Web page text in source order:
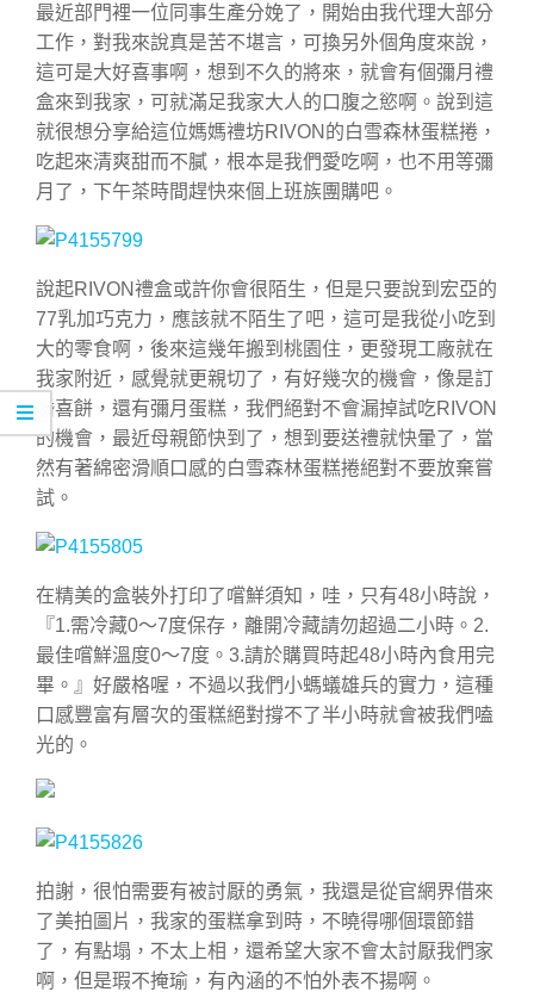
最近部門裡一位同事生產分娩了，開始由我代理大部分
工作，對我來說真是苦不堪言，可換另外個角度來說，
這可是大好喜事啊，想到不久的將來，就會有個彌月禮
盒來到我家，可就滿足我家大人的口腹之慾啊。說到這
就很想分享給這位媽媽禮坊RIVON的白雪森林蛋糕捲，
吃起來清爽甜而不膩，根本是我們愛吃啊，也不用等彌
月了，下午茶時間趕快來個上班族團購吧。
說起RIVON禮盒或許你會很陌生，但是只要說到宏亞的
77乳加巧克力，應該就不陌生了吧，這可是我從小吃到
大的零食啊，後來這幾年搬到桃園住，更發現工廠就在
我家附近，感覺就更親切了，有好幾次的機會，像是訂
婚喜餅，還有彌月蛋糕，我們絕對不會漏掉試吃RIVON
的機會，最近母親節快到了，想到要送禮就快暈了，當
然有著綿密滑順口感的白雪森林蛋糕捲絕對不要放棄嘗
試。
在精美的盒裝外打印了嚐鮮須知，哇，只有48小時說，
『1.需冷藏0～7度保存，離開冷藏請勿超過二小時。2.
最佳嚐鮮溫度0～7度。3.請於購買時起48小時內食用完
畢。 』好嚴格喔，不過以我們小螞蟻雄兵的實力，這種
口感豐富有層次的蛋糕絕對撐不了半小時就會被我們嗑
光的。
拍謝，很怕需要有被討厭的勇氣，我還是從官網界借來
了美拍圖片，我家的蛋糕拿到時，不曉得哪個環節錯
了，有點塌，不太上相，還希望大家不會太討厭我們家
啊，但是瑕不掩瑜，有內涵的不怕外表不揚啊。